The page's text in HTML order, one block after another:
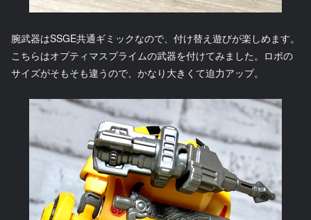
腕武器はSSGE共通ギミックなので、付け替え遊びが楽しめます。
こちらはオプティマスプライムの武器を付けてみました。ロボの
サイズがそもそも違うので、かなり大きくて迫力アップ。